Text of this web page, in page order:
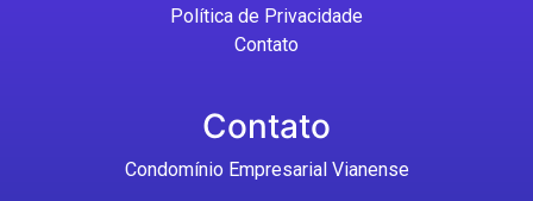
Política de Privacidade
Contato
Contato
Condomínio Empresarial Vianense